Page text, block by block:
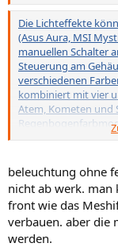
Die Lichteffekte
(Asus Aura, MSI
manuellen Schalter
Steuerung am
verschiedenen
kombiniert mit vier
Atem, Kometen und
zum
beleuchtung ohne
nicht ab werk. man
front wie das
verbauen. aber die
werden.